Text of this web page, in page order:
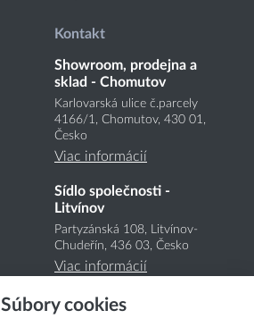
Kontakt
Showroom, prodejna a
sklad - Chomutov
Karlovarská ulice č.parcely
4166/1, Chomutov, 430 01,
Česko
Viac informácií
Sídlo společnosti -
Litvínov
Partyzánská 108, Litvínov-
Chudeřín, 436 03, Česko
Viac informácií
Súbory cookies